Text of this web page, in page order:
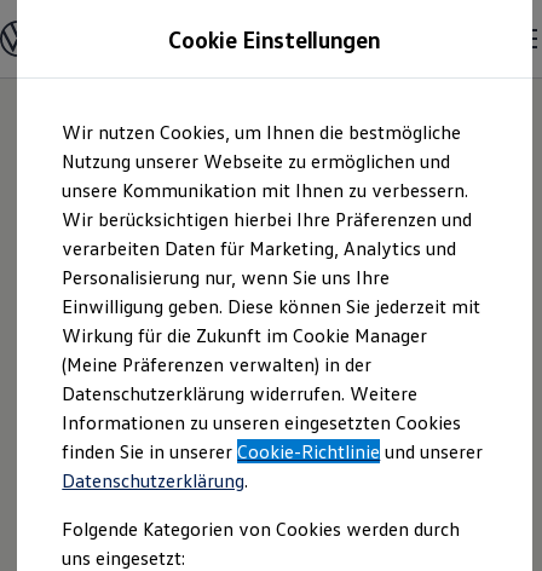
Hauptinhalt
springen
Footer
springen
Modelle & Konfigurator
Nutzfahrzeugkategorien entdecken
Modelle konfigurieren
Vorgängermodelle und Oldtimer
Vorgängermodelle
Oldtimer
Bulli Historie
Branchenlösungen & Gewerbekunden
Umbaulösungen und Hersteller finden
Auf- und Umbauten entdecken & konfigurieren
Groß- und Sonderkunden
Großkunden
Kommunen & Behörden
Journalisten
Sportvereine
Branchenlösungen
Bau & Handwerk
Gewerbliche Personenbeförderung
Service & mobile Werkstätten
Kurier, Logistik & Handel
Kühlfahrzeuge
Feuerwehr
Autohaus Timpe
GmbH | Impressum
& Rechtliches
Hier finden Sie Informationen über die
Autohaus Timpe GmbH als
verantwortliche Anbieterin von Inhalten
und Angeboten, die auf dieser Webseite
speziell aufgeführt sind.
Cookie Einstellungen
Wir nutzen Cookies, um Ihnen die bestmögliche
Nutzung unserer Webseite zu ermöglichen und
unsere Kommunikation mit Ihnen zu verbessern.
Wir berücksichtigen hierbei Ihre Präferenzen und
verarbeiten Daten für Marketing, Analytics und
Personalisierung nur, wenn Sie uns Ihre
Einwilligung geben. Diese können Sie jederzeit mit
Wirkung für die Zukunft im Cookie Manager
(Meine Präferenzen verwalten) in der
Datenschutzerklärung widerrufen. Weitere
Informationen zu unseren eingesetzten Cookies
finden Sie in unsererCookie-Richtlinie und unserer
Datenschutzerklärung.
Folgende Kategorien von Cookies werden durch
uns eingesetzt: